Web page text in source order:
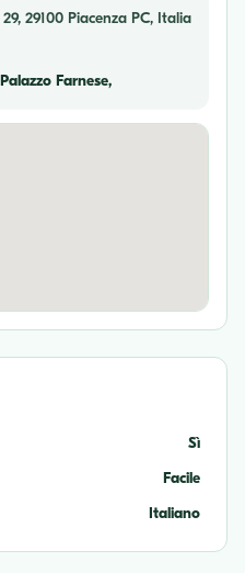
29100 Piacenza PC, Italia
Farnese,
Sì
Facile
Italiano